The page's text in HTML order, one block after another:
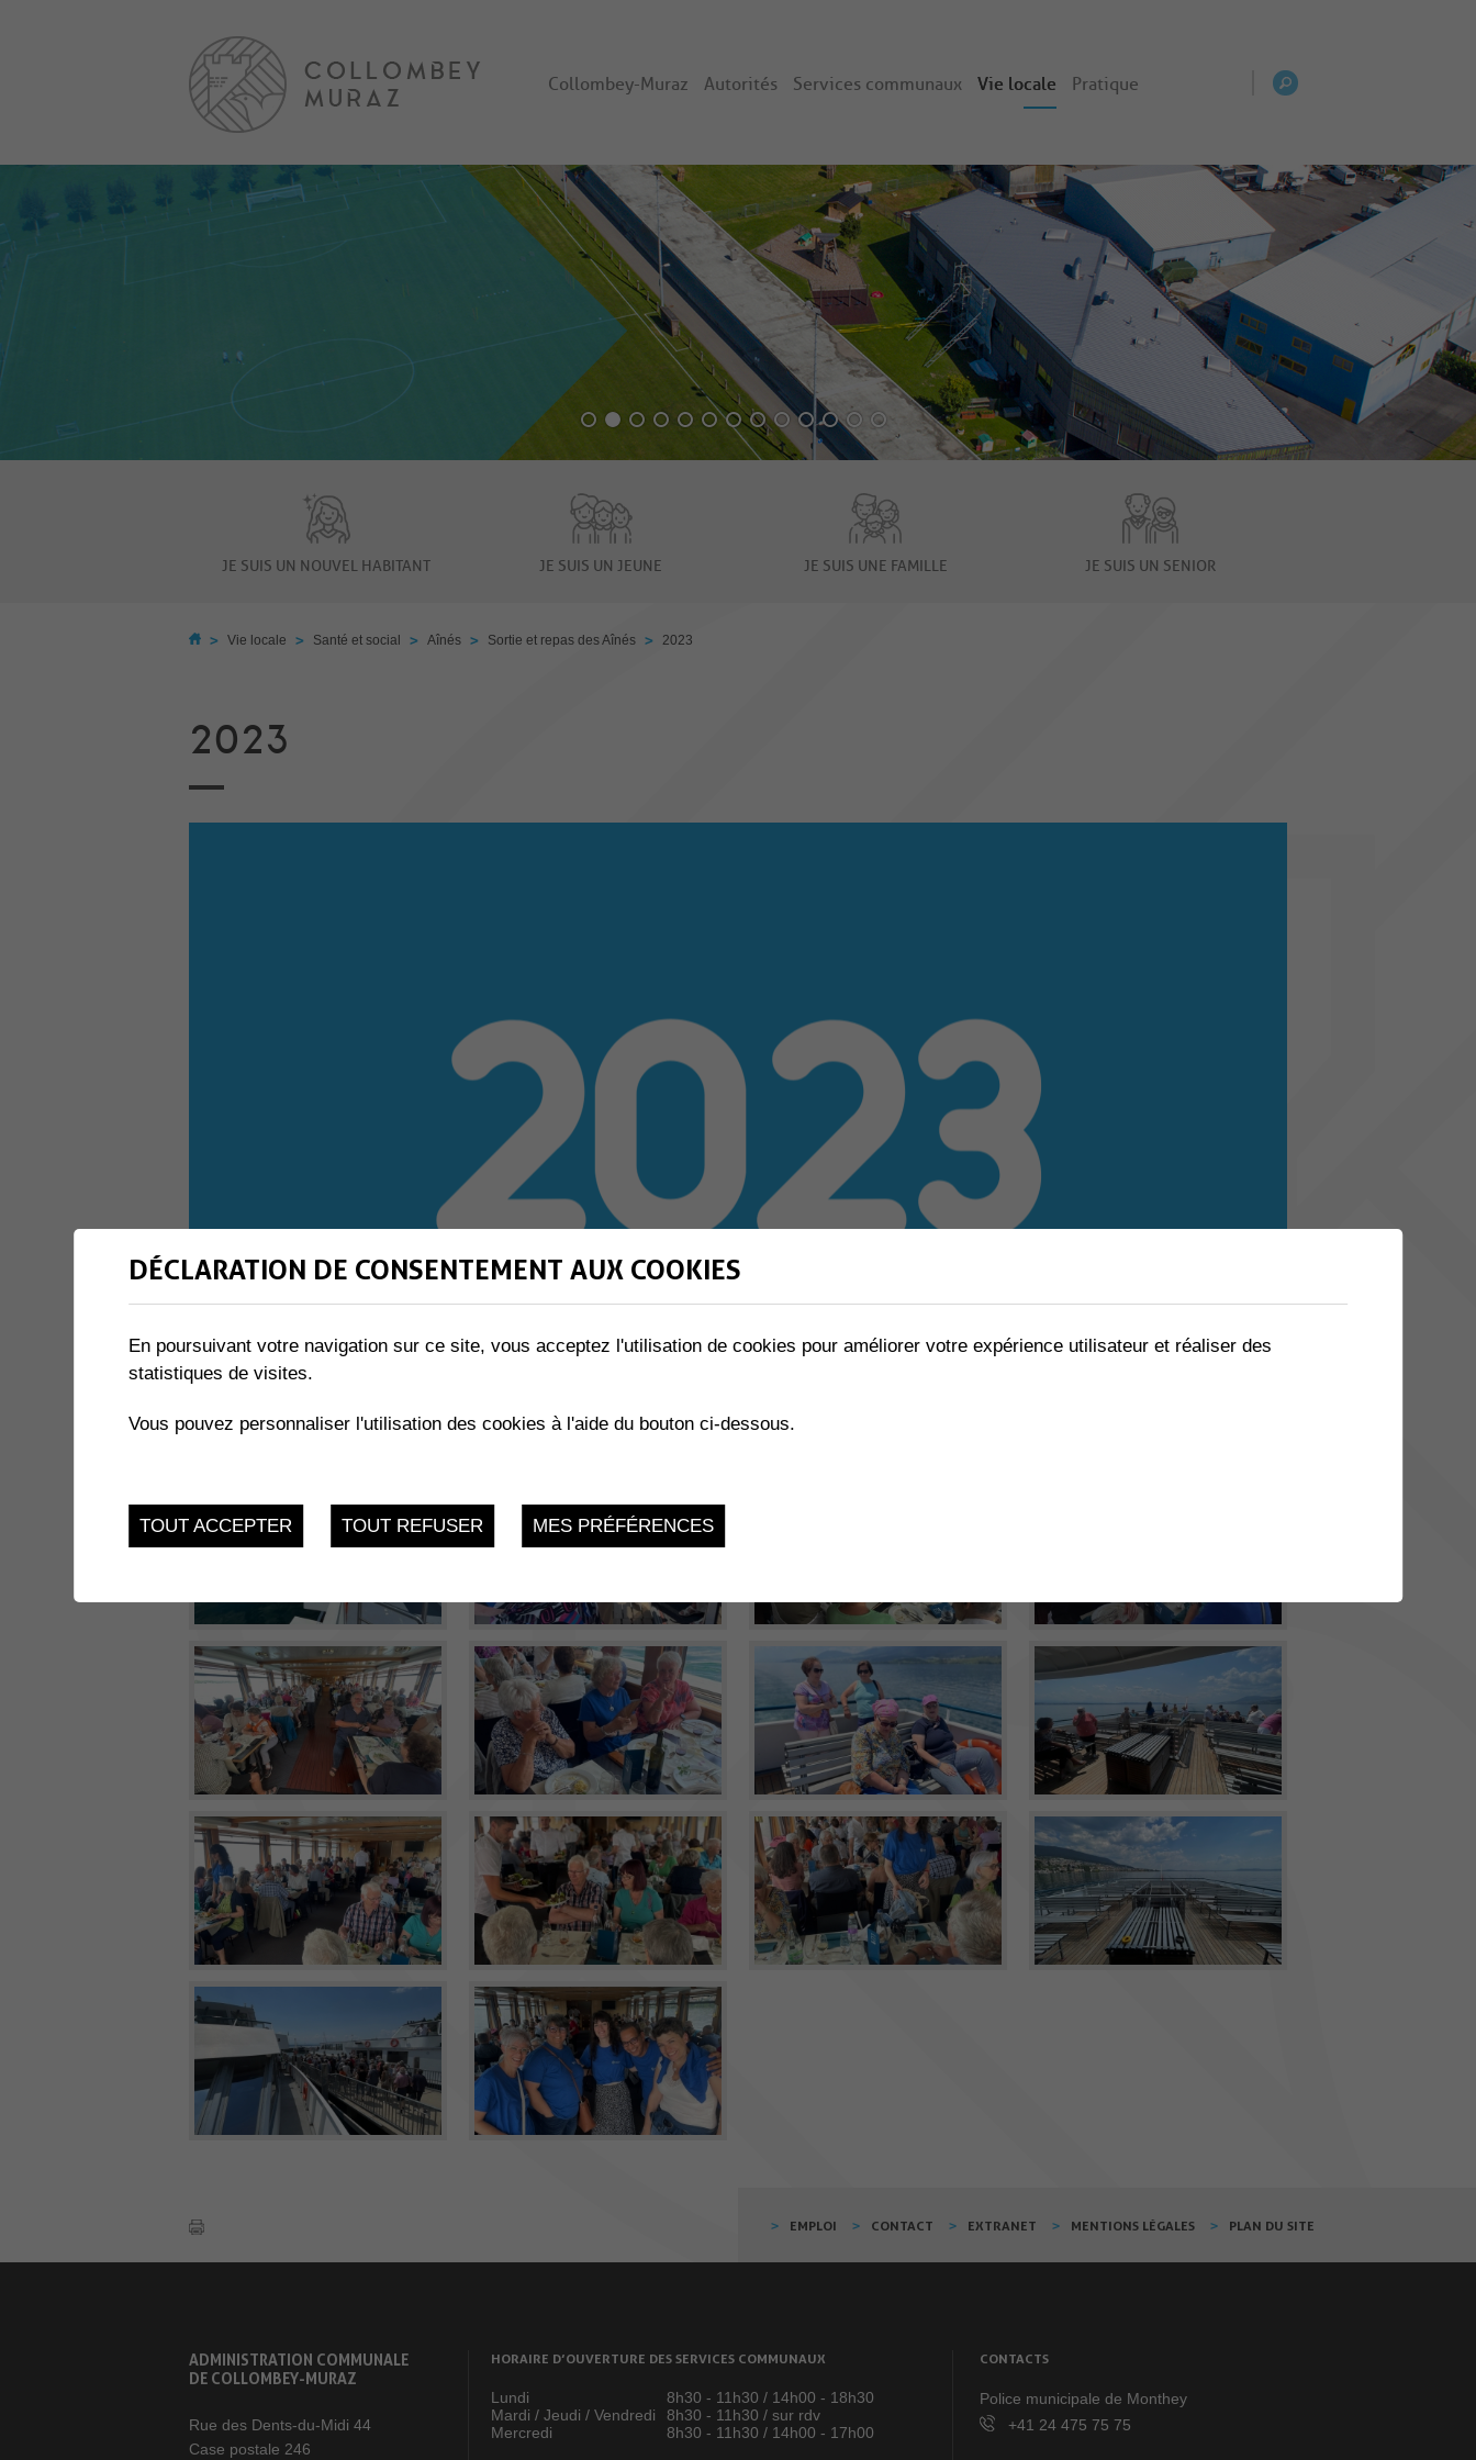
Collombey-Muraz Autorités Services communaux Vie locale Pratique
JE SUIS UN NOUVEL HABITANT JE SUIS UN JEUNE JE SUIS UNE FAMILLE JE SUIS UN SENIOR
> Vie locale > Santé et social > Aînés > Sortie et repas des Aînés > 2023
2023
EMPLOI CONTACT EXTRANET MENTIONS LÉGALES PLAN DU SITE
ADMINISTRATION COMMUNALE
DE COLLOMBEY-MURAZ
Rue des Dents-du-Midi 44
Case postale 246
HORAIRE D’OUVERTURE DES SERVICES COMMUNAUX
Lundi
8h30 - 11h30 / 14h00 - 18h30
Mardi / Jeudi / Vendredi
8h30 - 11h30 / sur rdv
Mercredi
8h30 - 11h30 / 14h00 - 17h00
CONTACTS
Police municipale de Monthey
+41 24 475 75 75
DÉCLARATION DE CONSENTEMENT AUX COOKIES
En poursuivant votre navigation sur ce site, vous acceptez l'utilisation de cookies pour améliorer votre expérience utilisateur et réaliser des
statistiques de visites.
Vous pouvez personnaliser l'utilisation des cookies à l'aide du bouton ci-dessous.
TOUT ACCEPTER TOUT REFUSER MES PRÉFÉRENCES